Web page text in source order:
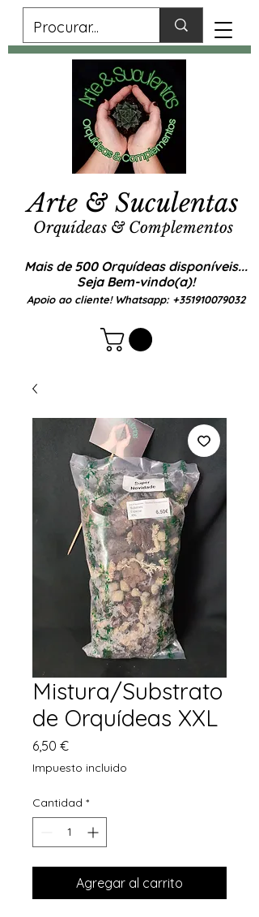
Mais de 500 Orquídeas disponíveis...
Seja Bem-vindo(a)!
Apoio ao cliente! Whatsapp: +351910079032
Arte & Suculentas
Orquídeas & Complementos
Mistura/Substrato
de Orquídeas XXL
6,50 €Precio
Impuesto incluido
Cantidad *
Agregar al carrito